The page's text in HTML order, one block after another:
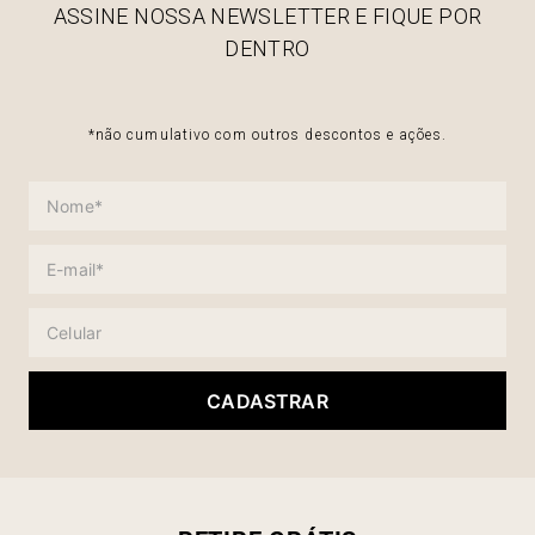
ASSINE NOSSA NEWSLETTER E FIQUE POR
DENTRO
*não cumulativo com outros descontos e ações.
CADASTRAR